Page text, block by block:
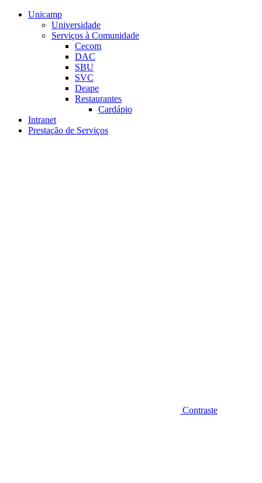
Conteúdo principal
Unicamp
Universidade
Serviços à Comunidade
Cecom
DAC
SBU
SVC
Deape
Restaurantes
Cardápio
Intranet
Prestação de Serviços
Contraste